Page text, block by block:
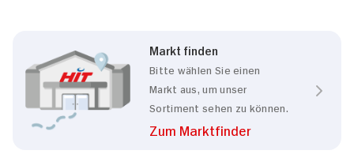
Markt finden
Bitte wählen Sie einen
Markt aus, um unser
Sortiment sehen zu können.
Zum Marktfinder